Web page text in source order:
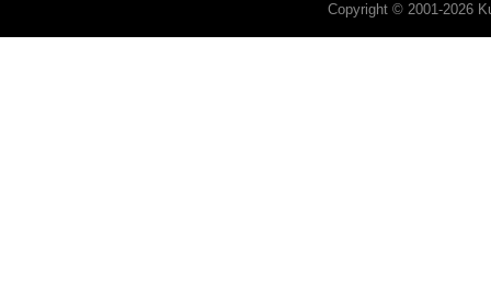
Copyright © 2001-2026